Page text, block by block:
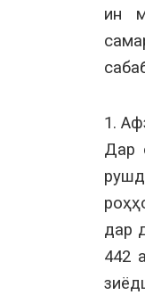
ин
1.
Дар
дар
442